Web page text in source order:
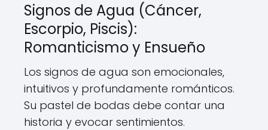
Signos de Agua (Cáncer,
Escorpio, Piscis):
Romanticismo y Ensueño
Los signos de agua son emocionales,
intuitivos y profundamente románticos.
Su pastel de bodas debe contar una
historia y evocar sentimientos.